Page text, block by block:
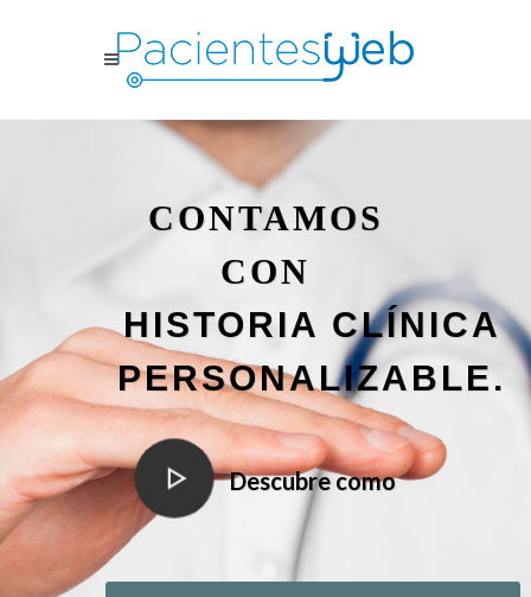
CONTAMOS
CON
HISTORIA CLÍNICA
PERSONALIZABLE.
Descubre como